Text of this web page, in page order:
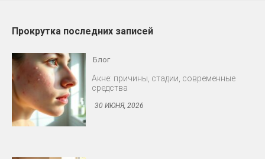
Прокрутка последних записей
Блог
Профилактика ВИЧ: доконтактная и
постконтактная
30 ИЮНЯ, 2026